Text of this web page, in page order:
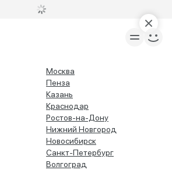
Москва
Пенза
Казань
Краснодар
Ростов-на-Дону
Нижний Новгород
Новосибирск
Санкт-Петербург
Волгоград